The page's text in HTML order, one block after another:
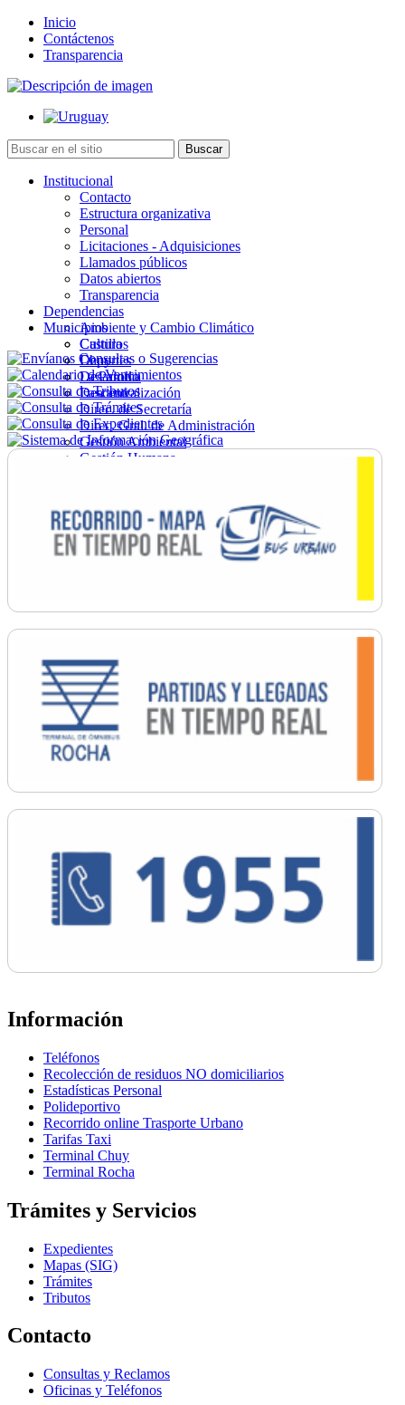
Inicio
Contáctenos
Transparencia
Institucional
Contacto
Estructura organizativa
Personal
Licitaciones - Adquisiciones
Llamados públicos
Datos abiertos
Transparencia
Dependencias
Ambiente y Cambio Climático
Cultura
Deportes
Desarrollo
Descentralización
Direc. de Secretaría
Direc. Gral. de Administración
Gestión Ambiental
Gestión Humana
Ordenamiento
Promoción Social
Salud
Secretaría General
Municipios
Castillos
Chuy
La Paloma
Lascano
Información
Teléfonos
Recolección de residuos NO domiciliarios
Estadísticas Personal
Polideportivo
Recorrido online Trasporte Urbano
Tarifas Taxi
Terminal Chuy
Terminal Rocha
Trámites y Servicios
Expedientes
Mapas (SIG)
Trámites
Tributos
Contacto
Consultas y Reclamos
Oficinas y Teléfonos